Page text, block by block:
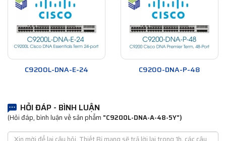
C9200L-DNA-E-24 C9200-DNA-P-48
HỎI ĐÁP - BÌNH LUẬN
(Hỏi đáp, bình luận về sản phẩm "C9200L-DNA-A-48-5Y")